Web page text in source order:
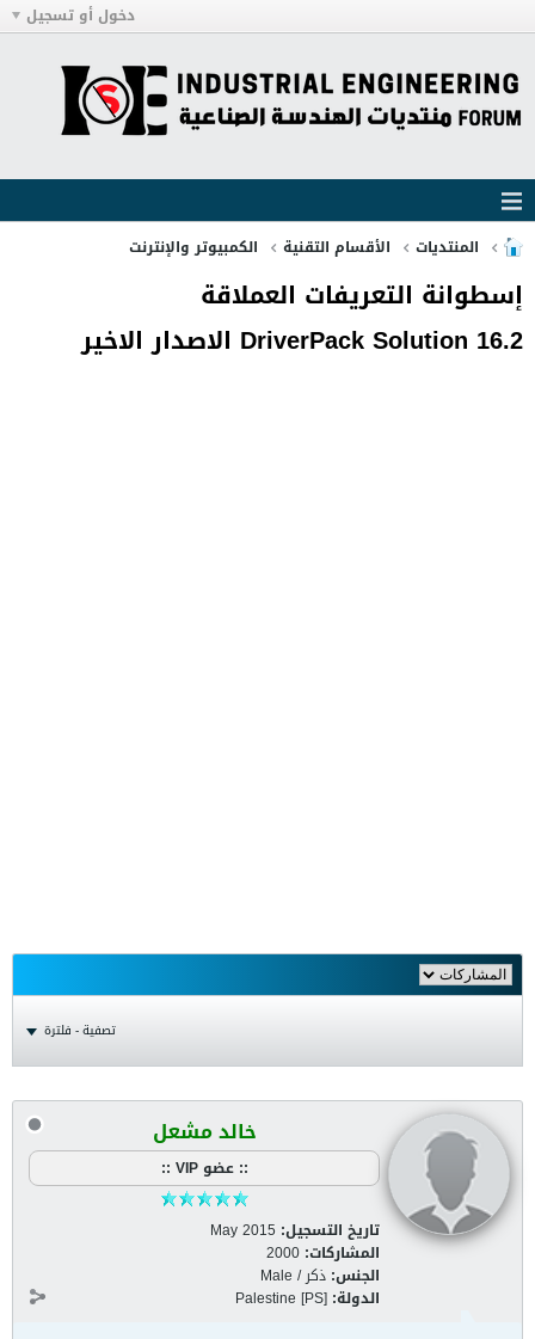
دخول أو تسجيل
المنتديات الأقسام التقنية الكمبيوتر والإنترنت
إسطوانة التعريفات العملاقة
DriverPack Solution 16.2 الاصدار الاخير
تصفية - فلترة
خالد مشعل
:: عضو VIP ::
تاريخ التسجيل: May 2015
المشاركات: 2000
الجنس: ذكر / Male
الدولة: Palestine [PS]